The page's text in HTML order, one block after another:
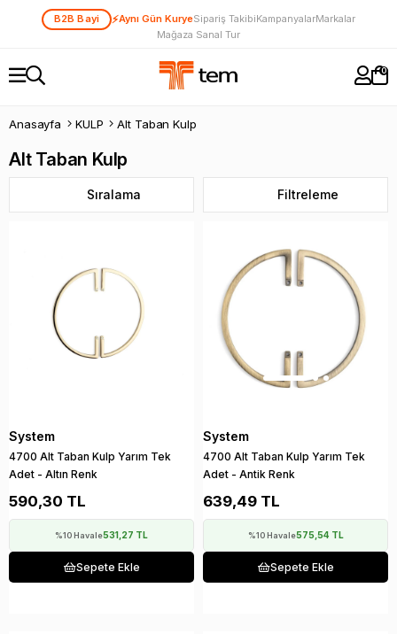
B2B Bayi ⚡Aynı Gün KuryeSipariş TakibiKampanyalarMarkalar
Mağaza Sanal Tur
0
Anasayfa KULP Alt Taban Kulp
Alt Taban Kulp
Filtreleme
Sıralama
System
4700 Alt Taban Kulp Yarım Tek
Adet - Altın Renk
590,30 TL
%10 Havale531,27 TL
Sepete Ekle
System
4700 Alt Taban Kulp Yarım Tek
Adet - Antik Renk
639,49 TL
%10 Havale575,54 TL
Sepete Ekle